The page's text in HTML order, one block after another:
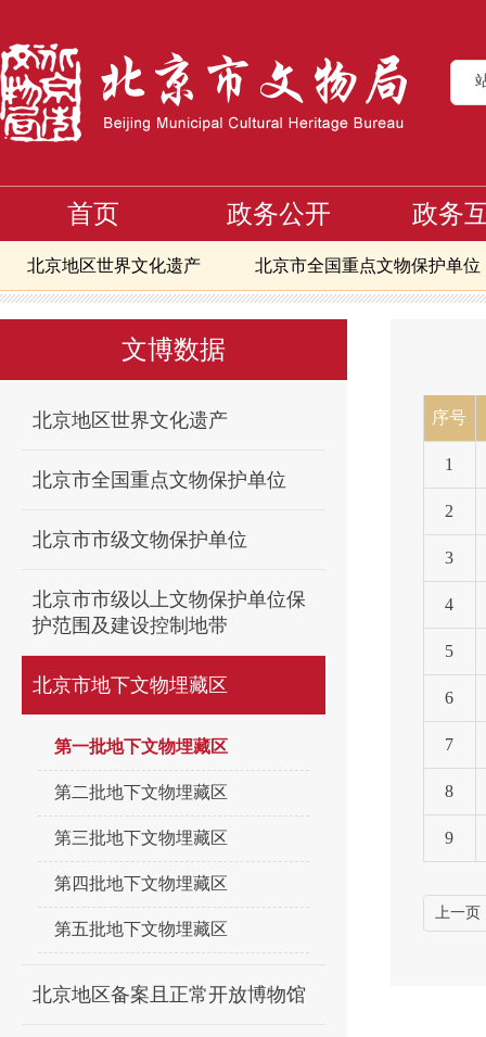
首页 政务公开 政务
北京地区世界文化遗产 北京市全国重点文物保护单位
北京市地下文物埋藏区 北京地区备案且正常开放博物
北京市可移动文物修复资质单位信息
核心区备案且正常开放博物馆 北京文物艺术品交易指
首页>文博数据>北京市地下文物埋藏区>第一批地下文物埋
文博数据
北京地区世界文化遗产
北京市全国重点文物保护单位
北京市市级文物保护单位
北京市市级以上文物保护单位保
护范围及建设控制地带
北京市地下文物埋藏区
第一批地下文物埋藏区
第二批地下文物埋藏区
第三批地下文物埋藏区
第四批地下文物埋藏区
第五批地下文物埋藏区
北京地区备案且正常开放博物馆
序号
1
2
3
4
5
6
7
8
9
上一页